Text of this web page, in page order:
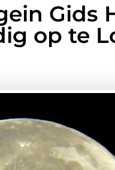
Gids
op te